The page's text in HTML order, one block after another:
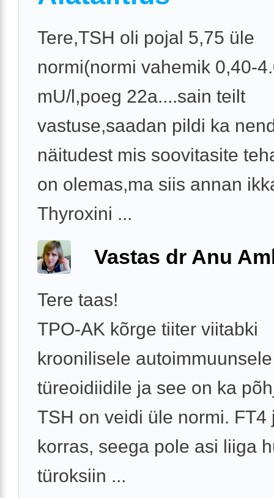
Tere,TSH oli pojal 5,75 üle
normi(normi vahemik 0,40-
mU/l,poeg 22a....sain teilt
vastuse,saadan pildi ka
näitudest mis soovitasite
on olemas,ma siis annan
Thyroxini ...
Vastas dr Anu
Tere taas!
TPO-AK kõrge tiiter viitabki
kroonilisele autoimmuunsele
türeoidiidile ja see on ka
TSH on veidi üle normi. FT4
korras, seega pole asi liiga
türoksiin ...